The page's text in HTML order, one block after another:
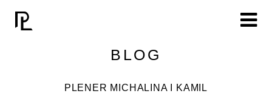
Toggle
BLOG
PLENER MICHALINA I KAMIL